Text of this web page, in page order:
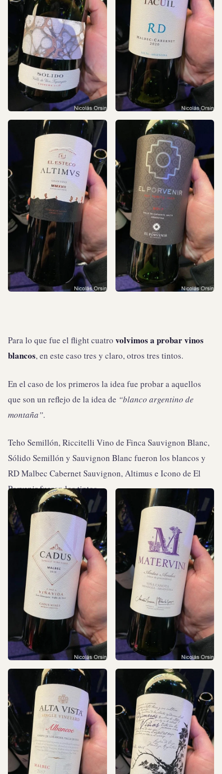
Para lo que fue el flight cuatro volvimos a probar vinos
blancos, en este caso tres y claro, otros tres tintos.
En el caso de los primeros la idea fue probar a aquellos
que son un reflejo de la idea de “blanco argentino de
montaña”.
Teho Semillón, Riccitelli Vino de Finca Sauvignon Blanc,
Sólido Semillón y Sauvignon Blanc fueron los blancos y
RD Malbec Cabernet Sauvignon, Altimus e Icono de El
Porvenir fueron los tintos.